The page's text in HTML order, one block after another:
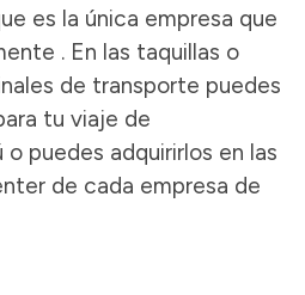
es la única empresa que
. En las taquillas o
de transporte puedes
tu viaje de
o puedes adquirirlos en las
de cada empresa de